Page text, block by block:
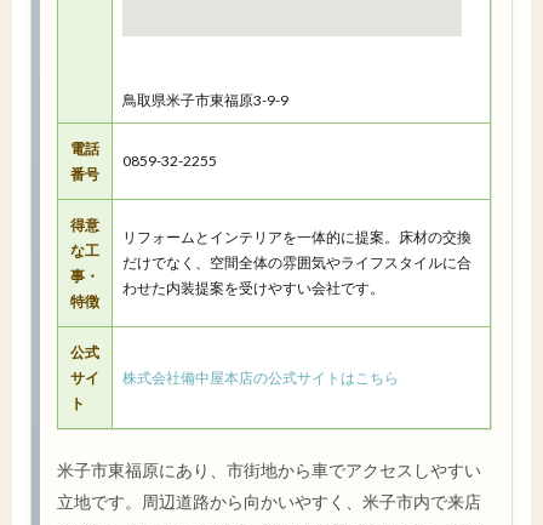
鳥取県米子市東福原3-9-9
電話
番号
0859-32-2255
得意
な工
事・
特徴
リフォームとインテリアを一体的に提案。床材の交換
だけでなく、空間全体の雰囲気やライフスタイルに合
わせた内装提案を受けやすい会社です。
公式
サイ
ト
株式会社備中屋本店の公式サイトはこちら
米子市東福原にあり、市街地から車でアクセスしやすい
立地です。周辺道路から向かいやすく、米子市内で来店